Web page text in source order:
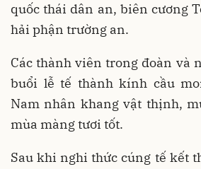
quốc thái dân an, biên cương
hải phận trường an.
Các thành viên trong đoàn và
buổi lễ tế thành kính cầu
Nam nhân khang vật thịnh,
mùa màng tươi tốt.
Sau khi nghi thức cúng tế kết